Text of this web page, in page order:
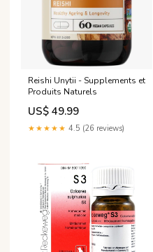
Reishi Unytii - Supplements et
Produits Naturels
US$ 49.99
★★★★★ 4.5 (26 reviews)